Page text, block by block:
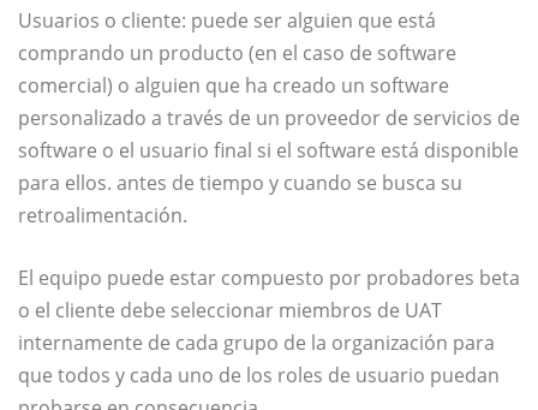
Usuarios o cliente: puede ser alguien que está
comprando un producto (en el caso de software
comercial) o alguien que ha creado un software
personalizado a través de un proveedor de servicios de
software o el usuario final si el software está disponible
para ellos. antes de tiempo y cuando se busca su
retroalimentación.
El equipo puede estar compuesto por probadores beta
o el cliente debe seleccionar miembros de UAT
internamente de cada grupo de la organización para
que todos y cada uno de los roles de usuario puedan